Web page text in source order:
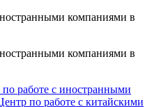
компаниями в
компаниями в
работе с иностранными
по работе с китайскими